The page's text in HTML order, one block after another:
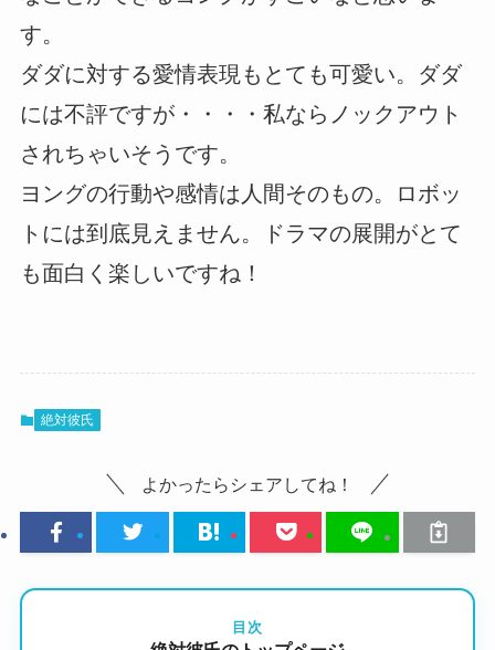
す。
ダダに対する愛情表現もとても可愛い。ダダ
には不評ですが・・・・私ならノックアウト
されちゃいそうです。
ヨングの行動や感情は人間そのもの。ロボッ
トには到底見えません。ドラマの展開がとて
も面白く楽しいですね！
絶対彼氏
よかったらシェアしてね！
目次